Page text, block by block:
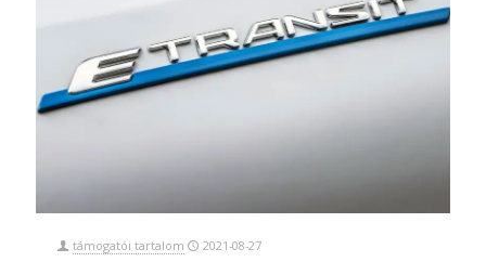
támogatói tartalom 2021-08-27